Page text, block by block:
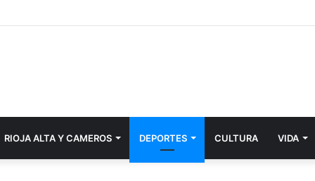
RIOJA ALTA Y CAMEROS DEPORTES CULTURA VIDA